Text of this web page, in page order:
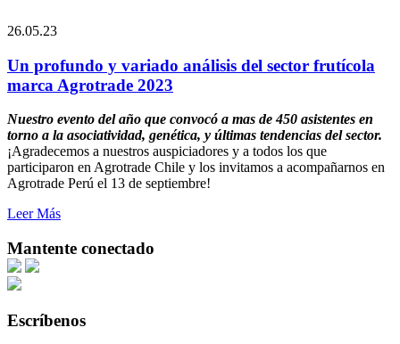
26.05.23
Un profundo y variado análisis del sector frutícola
marca Agrotrade 2023
Nuestro evento del año que convocó a mas de 450 asistentes en
torno a la asociatividad, genética, y últimas tendencias del sector.
¡Agradecemos a nuestros auspiciadores y a todos los que
participaron en Agrotrade Chile y los invitamos a acompañarnos en
Agrotrade Perú el 13 de septiembre!
Leer Más
Mantente conectado
Escríbenos